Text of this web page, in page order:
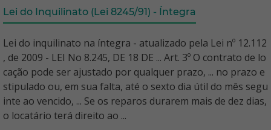
Lei do Inquilinato (Lei 8245/91) - Íntegra
Lei do inquilinato na íntegra - atualizado pela Lei nº 12.112
, de 2009 - LEI No 8.245, DE 18 DE ... Art. 3º O contrato de lo
cação pode ser ajustado por qualquer prazo, ... no prazo e
stipulado ou, em sua falta, até o sexto dia útil do mês segu
inte ao vencido, ... Se os reparos durarem mais de dez dias,
o locatário terá direito ao ...